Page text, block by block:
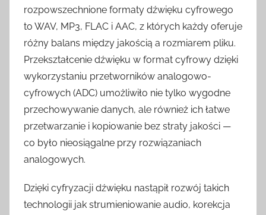
rozpowszechnione formaty dźwięku cyfrowego
to WAV, MP3, FLAC i AAC, z których każdy oferuje
różny balans między jakością a rozmiarem pliku.
Przekształcenie dźwięku w format cyfrowy dzięki
wykorzystaniu przetworników analogowo-
cyfrowych (ADC) umożliwiło nie tylko wygodne
przechowywanie danych, ale również ich łatwe
przetwarzanie i kopiowanie bez straty jakości —
co było nieosiągalne przy rozwiązaniach
analogowych.
Dzięki cyfryzacji dźwięku nastąpił rozwój takich
technologii jak strumieniowanie audio, korekcja